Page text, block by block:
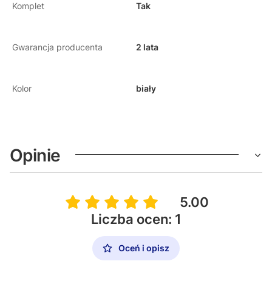
Komplet Tak
Gwarancja producenta 2 lata
Kolor biały
Opinie
5.00
Liczba ocen: 1
Oceń i opisz